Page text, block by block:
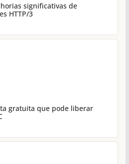
significativas de
HTTP/3
gratuita que pode liberar